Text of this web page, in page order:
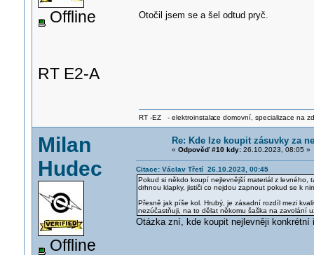
Offline
RT E2-A
Otočil jsem se a šel odtud pryč.
RT -EZ - elektroinstalace domovní, specializace na
Milan
Hudec
Offline
Re: Kde lze koupit zásuvky za
« Odpověď #10 kdy:26.10.2023, 08:05 »
Citace: Václav Třetí 26.10.2023, 00:45
Pokud si někdo koupí nejlevnější materiál z levného,
drhnou klapky, jističi co nejdou zapnout pokud se k
Přesně jak píše kol. Hrubý, je zásadní rozdíl mezi
nezúčastňuji, na to dělat někomu šaška na zavolání
Otázka zní, kde koupit nejlevněji konkrétní